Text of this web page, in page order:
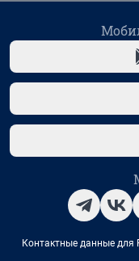
Контактные данные для